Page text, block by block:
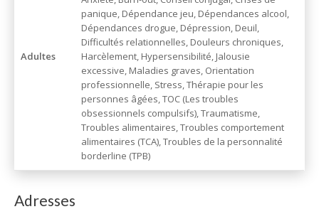
Adultes
panique, Dépendance jeu, Dépendances alcool,
Dépendances drogue, Dépression, Deuil,
Difficultés relationnelles, Douleurs chroniques,
Harcèlement, Hypersensibilité, Jalousie
excessive, Maladies graves, Orientation
professionnelle, Stress, Thérapie pour les
personnes âgées, TOC (Les troubles
obsessionnels compulsifs), Traumatisme,
Troubles alimentaires, Troubles comportement
alimentaires (TCA), Troubles de la personnalité
borderline (TPB)
Adresses